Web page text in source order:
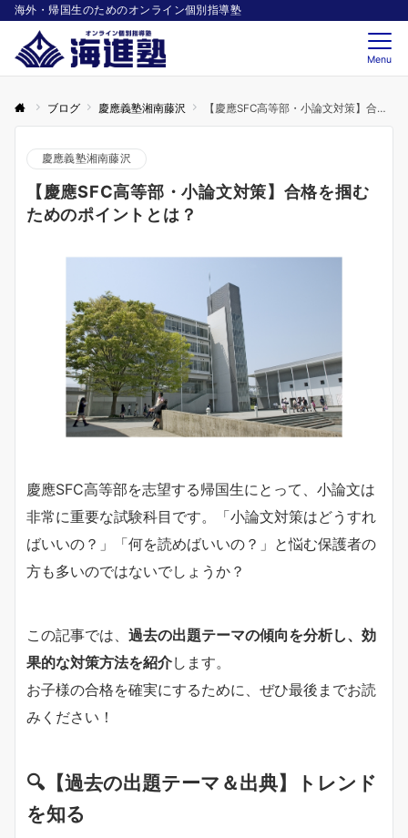
海外・帰国生のためのオンライン個別指導塾
Menu
ブログ 慶應義塾湘南藤沢 【慶應SFC高等部・小論文対策】合格を掴むためのポイントとは？
慶應義塾湘南藤沢
【慶應SFC高等部・小論文対策】合格を掴む
ためのポイントとは？
慶應SFC高等部を志望する帰国生にとって、小論文は
非常に重要な試験科目です。「小論文対策はどうすれ
ばいいの？」「何を読めばいいの？」と悩む保護者の
方も多いのではないでしょうか？
この記事では、 過去の出題テーマの傾向を分析し、効
果的な対策方法を紹介します。
お子様の合格を確実にするために、ぜひ最後までお読
みください！
🔍【過去の出題テーマ＆出典】トレンド
を知る